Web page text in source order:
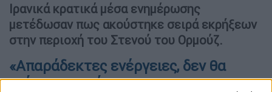
Ιρανικά κρατικά μέσα ενημέρωσης
μετέδωσαν πως ακούστηκε σειρά εκρήξεων
στην περιοχή του Στενού του Ορμούζ.
«Απαράδεκτες ενέργειες, δεν θα
μείνουν ατιμώρητες»